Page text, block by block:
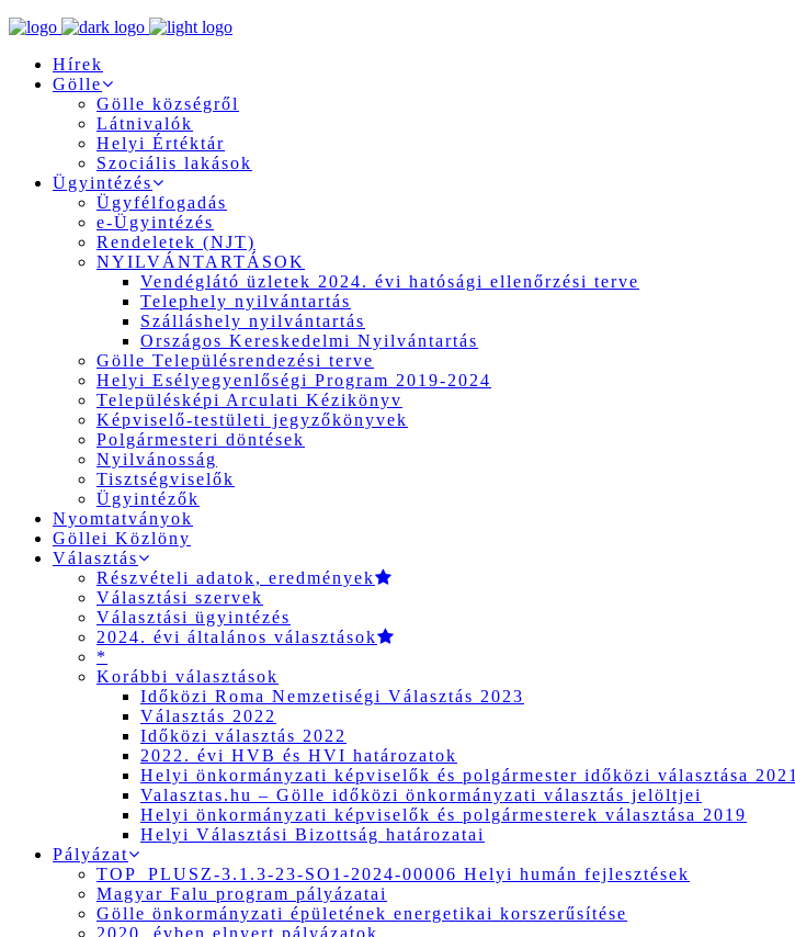
Hírek
Gölle
Gölle községről
Látnivalók
Helyi Értéktár
Szociális lakások
Ügyintézés
Ügyfélfogadás
e-Ügyintézés
Rendeletek (NJT)
NYILVÁNTARTÁSOK
Vendéglátó üzletek 2024. évi hatósági ellenőrzési terve
Telephely nyilvántartás
Szálláshely nyilvántartás
Országos Kereskedelmi Nyilvántartás
Gölle Településrendezési terve
Helyi Esélyegyenlőségi Program 2019-2024
Településképi Arculati Kézikönyv
Képviselő-testületi jegyzőkönyvek
Polgármesteri döntések
Nyilvánosság
Tisztségviselők
Ügyintézők
Nyomtatványok
Göllei Közlöny
Választás
Részvételi adatok, eredmények
Választási szervek
Választási ügyintézés
2024. évi általános választások
*
Korábbi választások
Időközi Roma Nemzetiségi Választás 2023
Választás 2022
Időközi választás 2022
2022. évi HVB és HVI határozatok
Helyi önkormányzati képviselők és polgármester időközi választása 2021
Valasztas.hu – Gölle időközi önkormányzati választás jelöltjei
Helyi önkormányzati képviselők és polgármesterek választása 2019
Helyi Választási Bizottság határozatai
Pályázat
TOP_PLUSZ-3.1.3-23-SO1-2024-00006 Helyi humán fejlesztések
Magyar Falu program pályázatai
Gölle önkormányzati épületének energetikai korszerűsítése
2020. évben elnyert pályázatok